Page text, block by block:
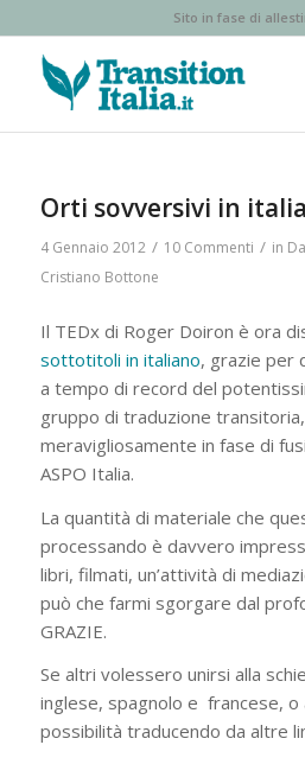
Sito in fase di
Orti sovversivi in
4 Gennaio 2012 / 10 Commenti / in
Cristiano Bottone
Il TEDx di Roger Doiron è ora
sottotitoli in italiano, grazie per
a tempo di record del
gruppo di traduzione
meravigliosamente in fase di
ASPO Italia.
La quantità di materiale che
processando è davvero
libri, filmati, un’attività di
può che farmi sgorgare dal
GRAZIE.
Se altri volessero unirsi alla
inglese, spagnolo e francese,
possibilità traducendo da altre